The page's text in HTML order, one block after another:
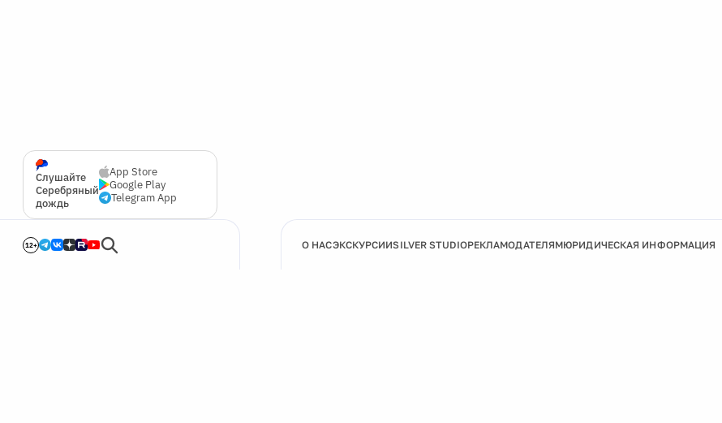
Слушайте
Серебряный
дождь
App Store
Google Play
Telegram App
12+ О НАСЭКСКУРСИИSILVER STUDIOРЕКЛАМОДАТЕЛЯМЮРИДИЧЕСКАЯ ИНФОРМАЦИЯ